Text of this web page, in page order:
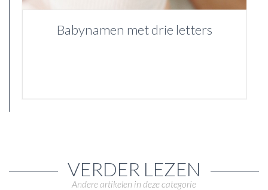
Babynamen met drie letters
VERDER LEZEN
Andere artikelen in deze categorie